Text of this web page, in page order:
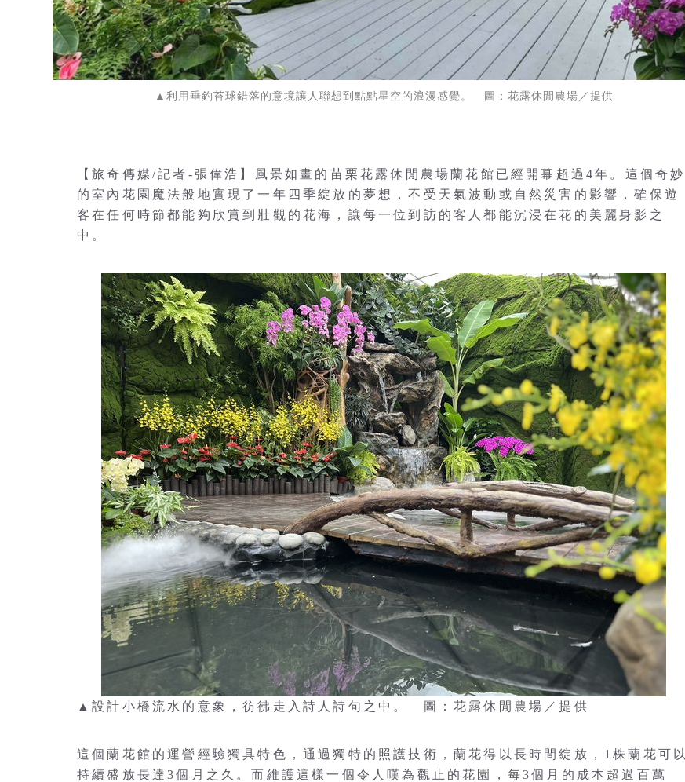
▲利用垂釣苔球錯落的意境讓人聯想到點點星空的浪漫感覺。 圖：花露休閒農場／提供
【旅奇傳媒/記者-張偉浩】風景如畫的苗栗花露休閒農場蘭花館已經開幕超過4年。這個奇妙
的室內花園魔法般地實現了一年四季綻放的夢想，不受天氣波動或自然災害的影響，確保遊
客在任何時節都能夠欣賞到壯觀的花海，讓每一位到訪的客人都能沉浸在花的美麗身影之
中。
▲設計小橋流水的意象，彷彿走入詩人詩句之中。 圖：花露休閒農場／提供
這個蘭花館的運營經驗獨具特色，通過獨特的照護技術，蘭花得以長時間綻放，1株蘭花可以
持續盛放長達3個月之久。而維護這樣一個令人嘆為觀止的花園，每3個月的成本超過百萬